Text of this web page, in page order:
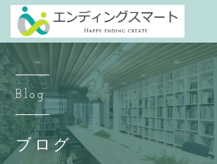
Blog
ブログ